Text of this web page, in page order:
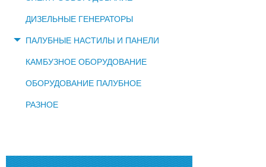
ДИЗЕЛЬНЫЕ ГЕНЕРАТОРЫ
ПАЛУБНЫЕ НАСТИЛЫ И ПАНЕЛИ
КАМБУЗНОЕ ОБОРУДОВАНИЕ
ОБОРУДОВАНИЕ ПАЛУБНОЕ
РАЗНОЕ